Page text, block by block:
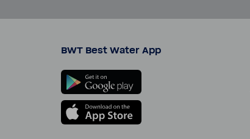
BWT Best Water App